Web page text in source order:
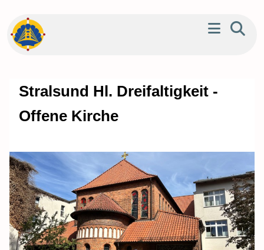
Stralsund Hl. Dreifaltigkeit -
Offene Kirche